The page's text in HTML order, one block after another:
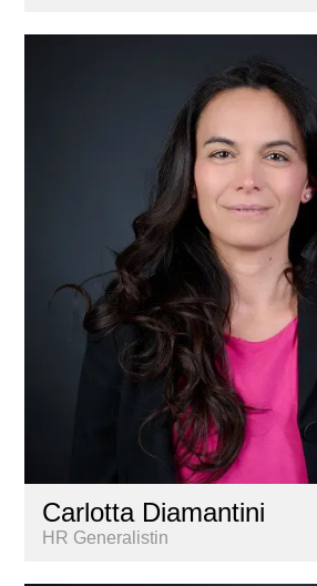
Carlotta Diamantini
HR Generalistin